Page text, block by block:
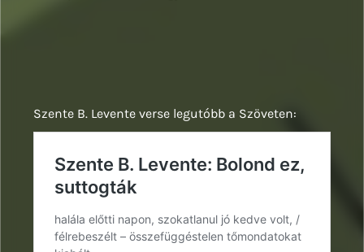
Szente B. Levente verse legutóbb a Szöveten: